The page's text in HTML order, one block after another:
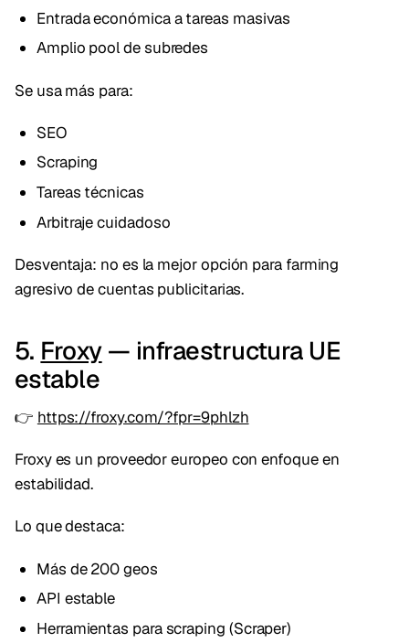
Entrada económica a tareas masivas
Amplio pool de subredes
Se usa más para:
SEO
Scraping
Tareas técnicas
Arbitraje cuidadoso
Desventaja: no es la mejor opción para farming
agresivo de cuentas publicitarias.
5. Froxy— infraestructura UE
estable
👉 https://froxy.com/?fpr=9phlzh
Froxy es un proveedor europeo con enfoque en
estabilidad.
Lo que destaca:
Más de 200 geos
API estable
Herramientas para scraping (Scraper)